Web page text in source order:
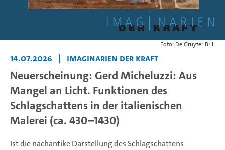
Foto: De Gruyter Brill
14.07.2026 | Imaginarien der Kraft
Neuerscheinung: Gerd Micheluzzi: Aus
Mangel an Licht. Funktionen des
Schlagschattens in der italienischen
Malerei (ca. 430–1430)
Ist die nachantike Darstellung des Schlagschattens